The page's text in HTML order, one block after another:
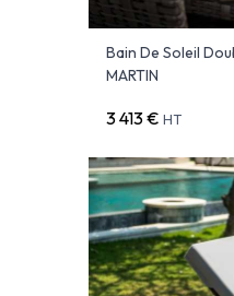
Bain De Soleil
MARTIN
3 413 € HT